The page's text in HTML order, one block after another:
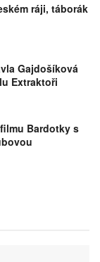
ráji, táborák
Gajdošíková
Extraktoři
Bardotky s